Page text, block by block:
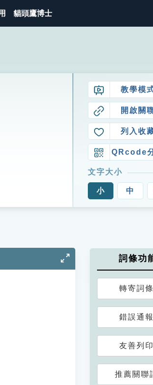
貓頭鷹博士
教學模
開啟關
列入收
QRcode
文字大小
小 中
詞條功
轉寄詞條
錯誤通報
友善列印
推薦關聯